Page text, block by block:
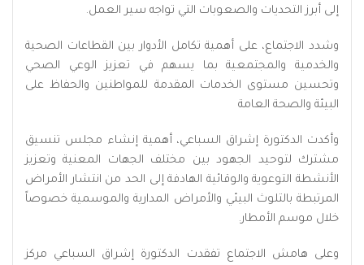
إلى أبرز التحديات والصعوبات التي تواجه سير العمل.
وشدد الاجتماع، على أهمية تكامل الأدوار بين القطاعات الصحية
والخدمية والمجتمعية بما يسهم في تعزيز الوعي الصحي
وتحسين مستوى الخدمات المقدمة للمواطنين والحفاظ على
البيئة والصحة العامة
وأكدت الدكتورة إشراق السباعي، أهمية إنشاء مجلس تنسيق
مشترك لتوحيد الجهود بين مختلف الجهات المعنية وتعزيز
الأنشطة التوعوية والوقائية الهادفة إلى الحد من انتشار الأمراض
المرتبطة بالتلوث البيئي والأمراض المدارية والموسمية خصوصاً
خلال موسم الأمطار.
وعلى هامش الاجتماع تفقدت الدكتورة إشراق السباعي مركز